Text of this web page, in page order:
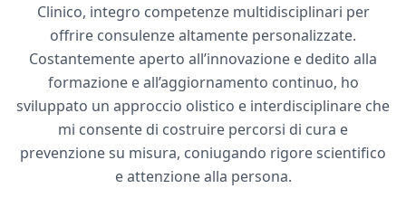
Clinico, integro competenze multidisciplinari per
offrire consulenze altamente personalizzate.
Costantemente aperto all’innovazione e dedito alla
formazione e all’aggiornamento continuo, ho
sviluppato un approccio olistico e interdisciplinare che
mi consente di costruire percorsi di cura e
prevenzione su misura, coniugando rigore scientifico
e attenzione alla persona.